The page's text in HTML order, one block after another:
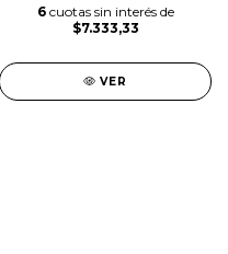
6 cuotas sin interés de
$7.333,33
VER